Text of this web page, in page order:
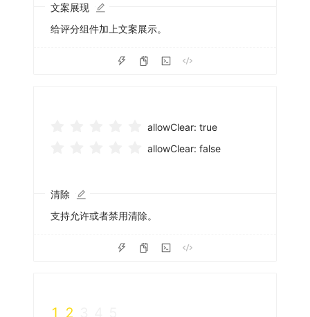
文案展现
给评分组件加上文案展示。
allowClear: true
allowClear: false
清除
支持允许或者禁用清除。
1 2